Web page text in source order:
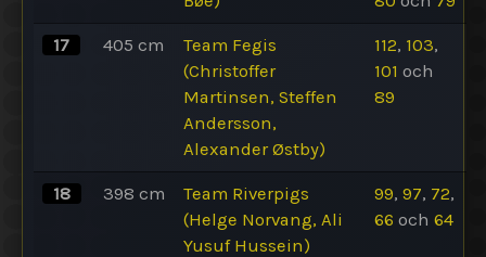
17 405 cm
Team Fegis
(Christoffer
Martinsen, Steffen
Andersson,
Alexander Østby)
112, 103,
101 och
89
18 398 cm
Team Riverpigs
(Helge Norvang, Ali
Yusuf Hussein)
99, 97, 72,
66 och 64